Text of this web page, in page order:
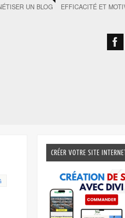
UN BLOG EFFICACITÉ ET
CRÉER VOTRE SITE